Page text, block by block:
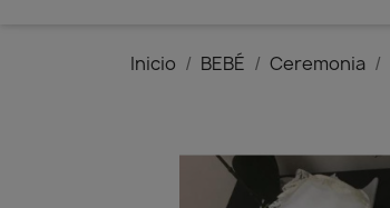
Inicio BEBÉ Ceremonia